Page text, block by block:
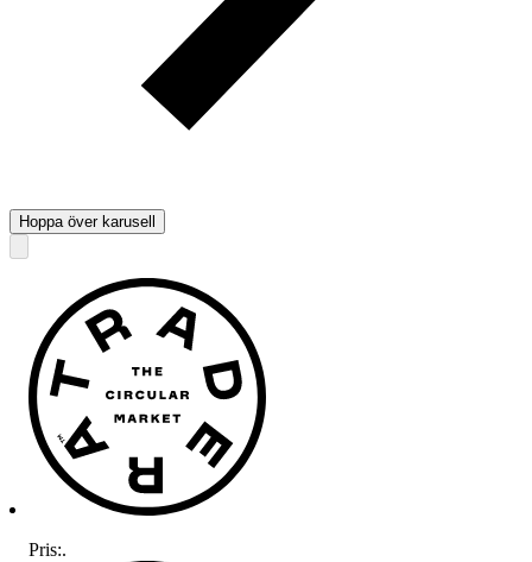
Hoppa över karusell
Pris:.